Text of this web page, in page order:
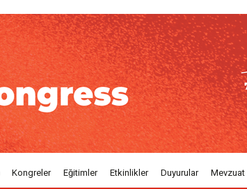
Kongreler Eğitimler Etkinlikler Duyurular Mevzuat